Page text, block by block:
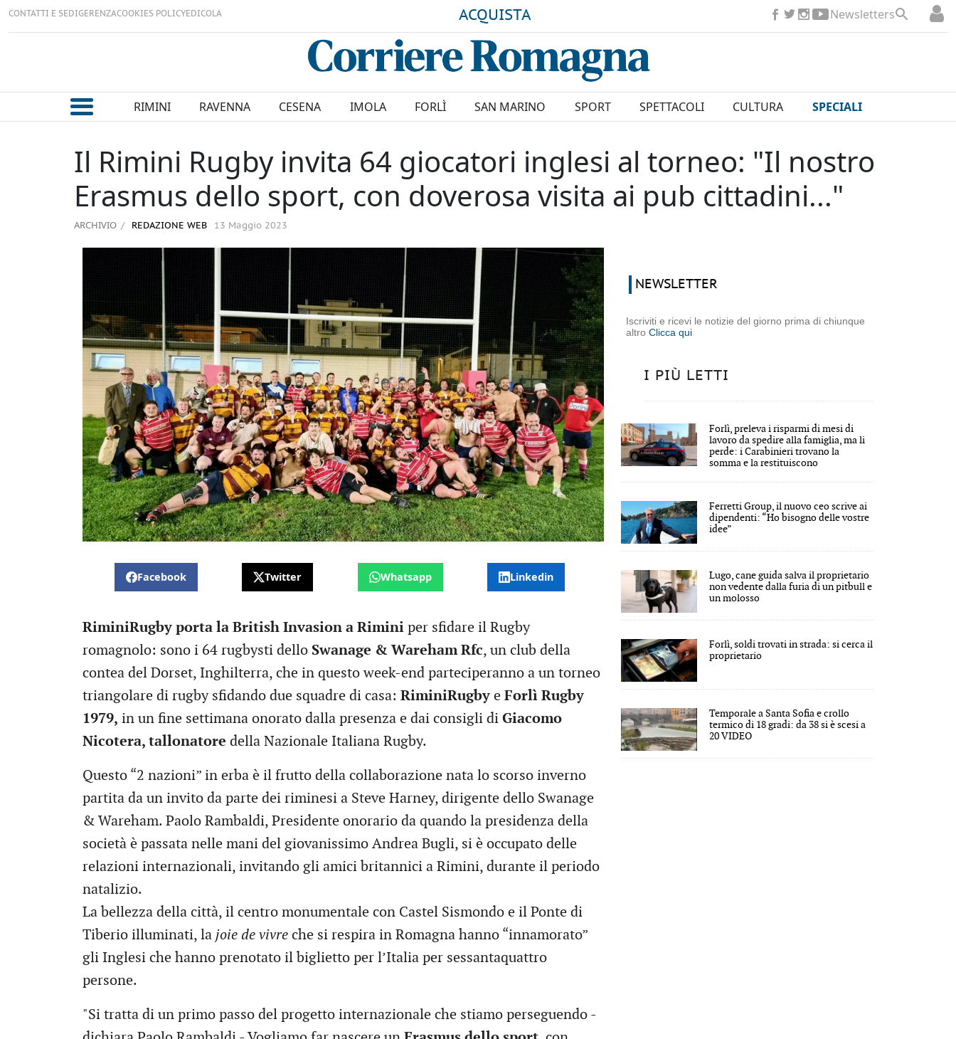
CONTATTI E SEDIGERENZACOOKIES POLICYEDICOLA ACQUISTA Newsletters
RIMINI RAVENNA CESENA IMOLA FORLÌ SAN MARINO SPORT SPETTACOLI CULTURA SPECIALI
Il Rimini Rugby invita 64 giocatori inglesi al torneo: "Il nostro
Erasmus dello sport, con doverosa visita ai pub cittadini..."
ARCHIVIO REDAZIONE WEB 13 Maggio 2023
Facebook Twitter Whatsapp Linkedin
RiminiRugby porta la British Invasion a Rimini per sfidare il Rugby
romagnolo: sono i 64 rugbysti dello Swanage & Wareham Rfc, un club della
contea del Dorset, Inghilterra, che in questo week-end parteciperanno a un torneo
triangolare di rugby sfidando due squadre di casa: RiminiRugby e Forlì Rugby
1979, in un fine settimana onorato dalla presenza e dai consigli di Giacomo
Nicotera, tallonatore della Nazionale Italiana Rugby.
Questo “2 nazioni” in erba è il frutto della collaborazione nata lo scorso inverno
partita da un invito da parte dei riminesi a Steve Harney, dirigente dello Swanage
& Wareham. Paolo Rambaldi, Presidente onorario da quando la presidenza della
società è passata nelle mani del giovanissimo Andrea Bugli, si è occupato delle
relazioni internazionali, invitando gli amici britannici a Rimini, durante il periodo
natalizio.
La bellezza della città, il centro monumentale con Castel Sismondo e il Ponte di
Tiberio illuminati, la joie de vivre che si respira in Romagna hanno “innamorato”
gli Inglesi che hanno prenotato il biglietto per l’Italia per sessantaquattro
persone.
"Si tratta di un primo passo del progetto internazionale che stiamo perseguendo -
NEWSLETTER
Iscriviti e ricevi le notizie del giorno prima di chiunque
altroClicca qui
I PIÙ LETTI
Forlì, preleva i risparmi di mesi di
lavoro da spedire alla famiglia, ma li
perde: i Carabinieri trovano la
somma e la restituiscono
Ferretti Group, il nuovo ceo scrive ai
dipendenti: “Ho bisogno delle vostre
idee”
Lugo, cane guida salva il proprietario
non vedente dalla furia di un pitbull e
un molosso
Forlì, soldi trovati in strada: si cerca il
proprietario
Temporale a Santa Sofia e crollo
termico di 18 gradi: da 38 si è scesi a
20 VIDEO